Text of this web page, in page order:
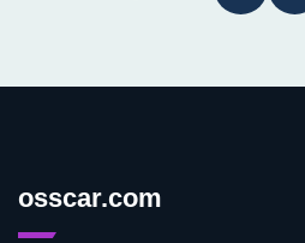
osscar.com